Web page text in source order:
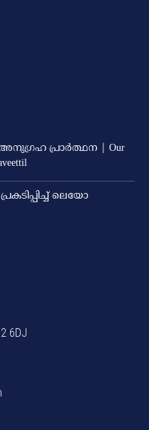
പ്രാർത്ഥന | Our
ലെയോ
6DJ